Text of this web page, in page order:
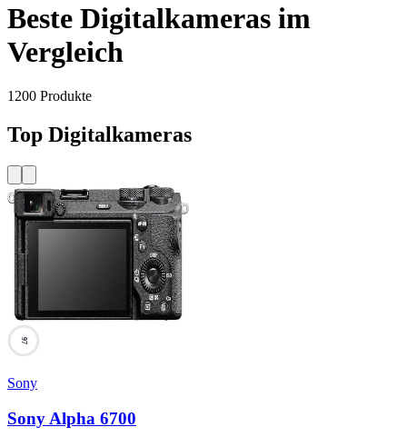
Beste Digitalkameras im
Vergleich
1200 Produkte
Top Digitalkameras
97
Sony
Sony Alpha 6700